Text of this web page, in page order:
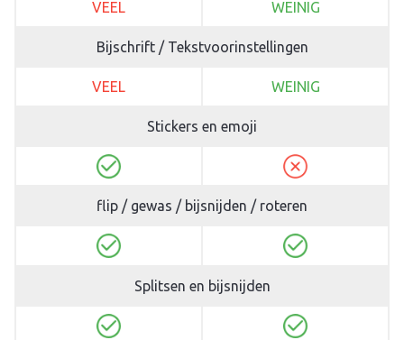
VEEL WEINIG
Bijschrift / Tekstvoorinstellingen
VEEL WEINIG
Stickers en emoji
flip / gewas / bijsnijden / roteren
Splitsen en bijsnijden